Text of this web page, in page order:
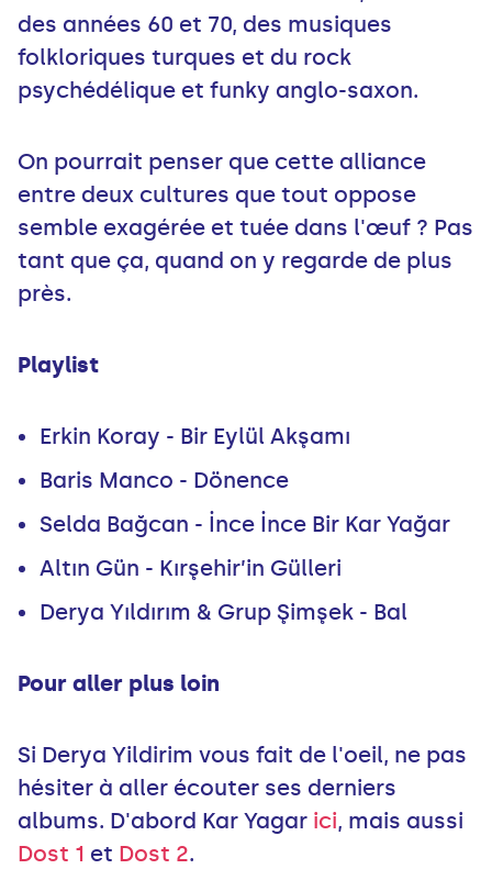
des années 60 et 70, des musiques
folkloriques turques et du rock
psychédélique et funky anglo-saxon.
On pourrait penser que cette alliance
entre deux cultures que tout oppose
semble exagérée et tuée dans l'œuf ? Pas
tant que ça, quand on y regarde de plus
près.
Playlist
Erkin Koray - Bir Eylül Akşamı
Baris Manco - Dönence
Selda Bağcan - İnce İnce Bir Kar Yağar
Altın Gün - Kırşehir’in Gülleri
Derya Yıldırım & Grup Şimşek - Bal
Pour aller plus loin
Si Derya Yildirim vous fait de l'oeil, ne pas
hésiter à aller écouter ses derniers
albums. D'abord Kar Yagar ici, mais aussi
Dost 1 et Dost 2.